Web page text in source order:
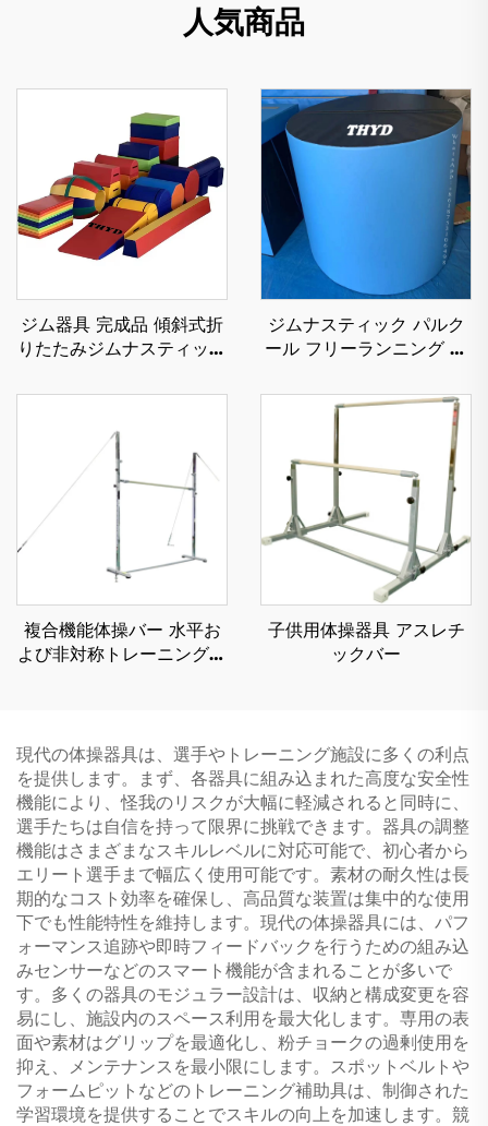
人気商品
ジム器具 完成品 傾斜式折
りたたみジムナスティック
ども用
ジムナスティック パルク
ール フリーランニング ニ
のスポーツ＆エンターテイ
メント用 泡状シリンダー
複合機能体操バー 水平お
よび非対称トレーニング用
子供用体操器具 アスレチ
ックバー
現代の体操器具は、選手やトレーニング施設に多くの利点
を提供します。まず、各器具に組み込まれた高度な安全性
機能により、怪我のリスクが大幅に軽減されると同時に、
選手たちは自信を持って限界に挑戦できます。器具の調整
機能はさまざまなスキルレベルに対応可能で、初心者から
エリート選手まで幅広く使用可能です。素材の耐久性は長
期的なコスト効率を確保し、高品質な装置は集中的な使用
下でも性能特性を維持します。現代の体操器具には、パフ
ォーマンス追跡や即時フィードバックを行うための組み込
みセンサーなどのスマート機能が含まれることが多いで
す。多くの器具のモジュラー設計は、収納と構成変更を容
易にし、施設内のスペース利用を最大化します。専用の表
面や素材はグリップを最適化し、粉チョークの過剰使用を
抑え、メンテナンスを最小限にします。スポットベルトや
フォームピットなどのトレーニング補助具は、制御された
学習環境を提供することでスキルの向上を加速します。競